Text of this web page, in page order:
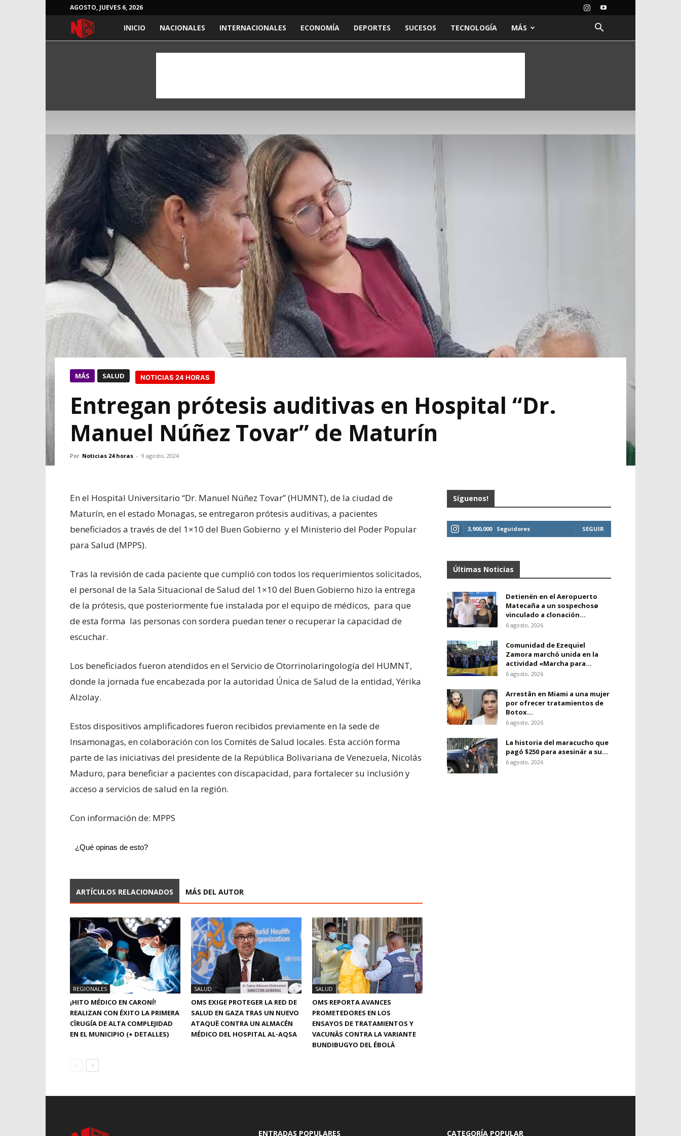
AGOSTO, JUEVES 6, 2026
NOTICIASINICIO NACIONALES INTERNACIONALES ECONOMÍA DEPORTES SUCESOS TECNOLOGÍA MÁS
MÁS SALUD NOTICIAS 24 HORAS
Entregan prótesis auditivas en Hospital “Dr.
Manuel Núñez Tovar” de Maturín
Por Noticias 24 horas - 9 agosto, 2024
En el Hospital Universitario “Dr. Manuel Núñez Tovar” (HUMNT), de la ciudad de
Maturín, en el estado Monagas, se entregaron prótesis auditivas, a pacientes
beneficiados a través de del 1×10 del Buen Gobierno y el Ministerio del Poder Popular
para Salud (MPPS).
Tras la revisión de cada paciente que cumplió con todos los requerimientos solicitados,
el personal de la Sala Situacional de Salud del 1×10 del Buen Gobierno hizo la entrega
de la prótesis, que posteriormente fue instalada por el equipo de médicos, para que
de esta forma las personas con sordera puedan tener o recuperar la capacidad de
escuchar.
Los beneficiados fueron atendidos en el Servicio de Otorrinolaringología del HUMNT,
donde la jornada fue encabezada por la autoridad Única de Salud de la entidad, Yérika
Alzolay.
Estos dispositivos amplificadores fueron recibidos previamente en la sede de
Insamonagas, en colaboración con los Comités de Salud locales. Esta acción forma
parte de las iniciativas del presidente de la República Bolivariana de Venezuela, Nicolás
Maduro, para beneficiar a pacientes con discapacidad, para fortalecer su inclusión y
acceso a servicios de salud en la región.
Con información de: MPPS
¿Qué opinas de esto?
ARTÍCULOS RELACIONADOS MÁS DEL AUTOR
REGIONALES
¡HITO MÉDICO EN CARONÍ!
REALIZAN CON ÉXITO LA PRIMERA
CÏRUGÍA DE ALTA COMPLEJIDAD
EN EL MUNICIPIO (+ DETALLES)
SALUD
OMS EXIGE PROTEGER LA RED DE
SALUD EN GAZA TRAS UN NUEVO
ATAQUË CONTRA UN ALMACÉN
MÉDICO DEL HOSPITAL AL-AQSA
SALUD
OMS REPORTA AVANCES
PROMETEDORES EN LOS
ENSAYOS DE TRATAMIENTOS Y
VACUNÄS CONTRA LA VARIANTE
BUNDIBUGYO DEL ÉBOLÄ
Síguenos!
3,900,000 Seguidores SEGUIR
Últimas Noticias
Detienën en el Aeropuerto
Matecaña a un sospechosø
vinculado a clonación...
6 agosto, 2026
Comunidad de Ezequiel
Zamora marchó unida en la
actividad «Marcha para...
6 agosto, 2026
Arrestân en Miami a una mujer
por ofrecer tratamientos de
Botox...
6 agosto, 2026
La historia del maracucho que
pagó $250 para asesinär a su...
6 agosto, 2026
ENTRADAS POPULARES CATEGORÍA POPULAR